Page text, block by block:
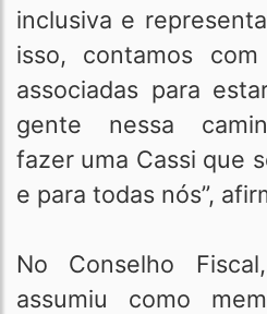
inclusiva e
isso, contamos
associadas para
gente nessa
fazer uma Cassi que
e para todas nós”,
No Conselho
assumiu como